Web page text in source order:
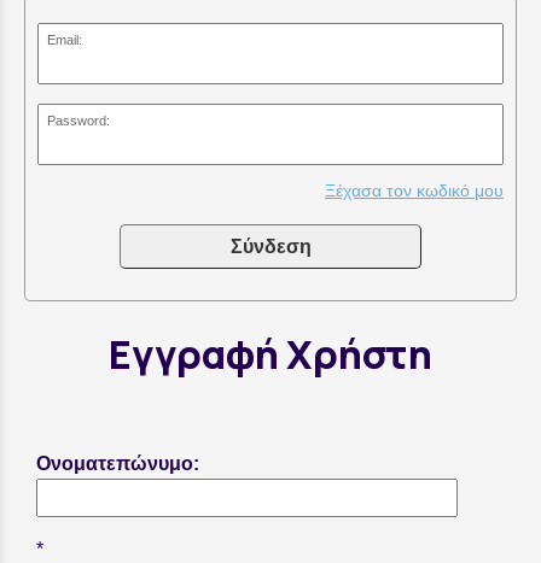
Email:
Password:
Ξέχασα τον κωδικό μου
Σύνδεση
Εγγραφή Χρήστη
Ονοματεπώνυμο: